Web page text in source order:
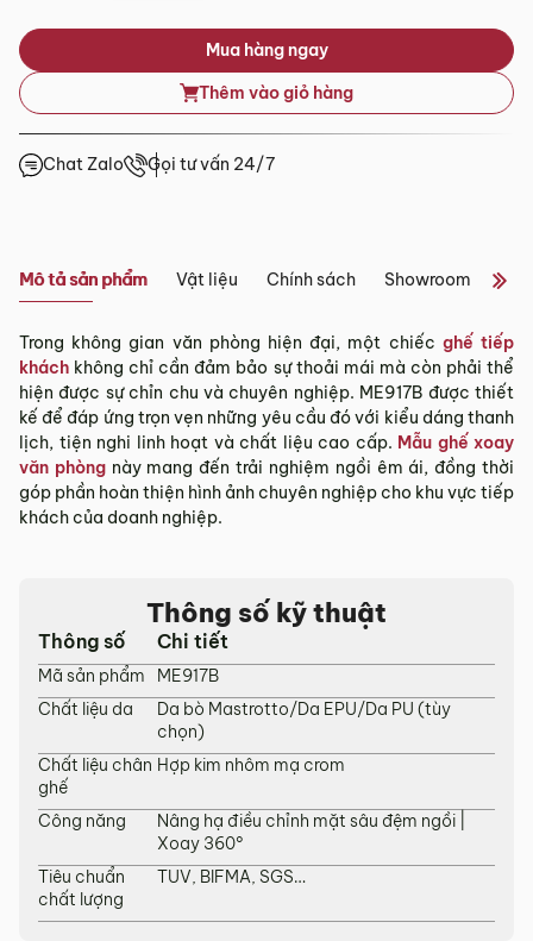
Mua hàng ngay
Thêm vào giỏ hàng
Chat Zalo Gọi tư vấn 24/7
Mô tả sản phẩm Vật liệu Chính sách Showroom
Trong không gian văn phòng hiện đại, một chiếc ghế tiếp
khách không chỉ cần đảm bảo sự thoải mái mà còn phải thể
hiện được sự chỉn chu và chuyên nghiệp. ME917B được thiết
kế để đáp ứng trọn vẹn những yêu cầu đó với kiểu dáng thanh
lịch, tiện nghi linh hoạt và chất liệu cao cấp. Mẫu ghế xoay
văn phòngnày mang đến trải nghiệm ngồi êm ái, đồng thời
góp phần hoàn thiện hình ảnh chuyên nghiệp cho khu vực tiếp
khách của doanh nghiệp.
Thông số kỹ thuật
Thông số Chi tiết
Mã sản phẩm
ME917B
Chất liệu da
Da bò Mastrotto/Da EPU/Da PU (tùy
chọn)
Chất liệu chân
ghế
Hợp kim nhôm mạ crom
Công năng
Nâng hạ điều chỉnh mặt sâu đệm ngồi |
Xoay 360°
Tiêu chuẩn
chất lượng
TUV, BIFMA, SGS…
phố
Tùy tình hình thực tế mỗi địa phương sẽ có thời gian giao
Thành khác” không bao gồm: Chủ nhật và các ngày Lễ, Tết.
3.2. Chính sách giao hàng tại Hà Nội, Đà
Nẵng và TP. Hồ Chí Minh
Miễn phí giao hàng đối với đơn hàng giá trị ≥ ­2 triệu trên tất
cả các quận nội thành Hà Nội, Đà Nẵng và TP. Hồ Chí Minh.
Những đơn hàng giá trị < 2 triệu hoặc các đơn hàng ở
ngoại thành sẽ tính phí, tùy khu vực nhân viên kinh doanh
sẽ báo phí giao hàng cụ thể.
3.3. Chính sách giao hàng và lắp đặt tại các
Các Tỉnh/ Thành khác ngoài khu vực Hà Nội, Đà Nẵng và
TP. Hồ Chí Minh phí vận chuyển sẽ được tính trên từng đơn
hàng theo từng khu vực.
Phí giao hàng sẽ được MyChair thông báo và xác nhận với
khách hàng trước khi tiến hành thanh toán đơn hàng và
Trong quá trình vận chuyển quý khách có bất kỳ thắc mắc,
phát sinh hoặc góp ý nào vui lòng liên hệ Hotline
468để nhận được sự hỗ trợ nhanh nhất.
4. Chính sách Đổi trả, Hoàn tiền
Thời hạn:Quý khách có thể đổi/trả sản phẩm trong vòng 3
Showroom tại Đà Nẵng
– Địa chỉ:
Số 223 Lê Đình Lý, Phường Hòa Cường, Thành phố
– Hotline:
0942 90 2468
– Email:info@mychair.vn